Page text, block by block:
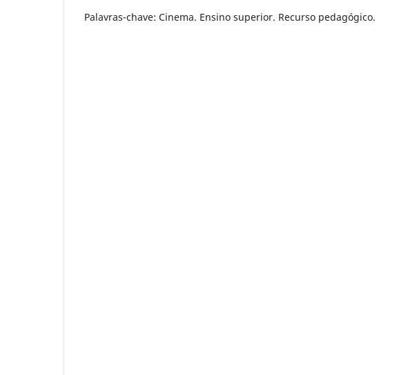
Palavras-chave: Cinema. Ensino superior. Recurso pedagógico.